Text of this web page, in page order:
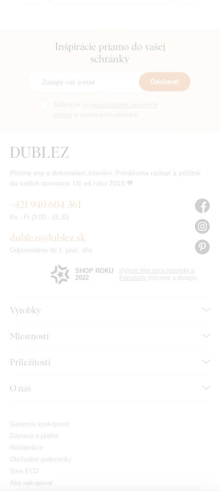
Inšpirácie priamo do vašej
schránky
Odoberať
Plníme sny o dokonalom interiéri. Prinášame radosť a pôžitok
do vašich domovov. Už od roku 2018 🧡
Výrobky
Miestnosti
Príležitosti
O nás
+421 940 604 361
Po - Pi (9:00 - 15:30)
dublez@dublez.sk
Odpovedáme do 1. prac. dňa
SHOP ROKU
2022
Vyhrali sme cenu Heureky a
Popularity (bývanie a design)
Garancia spokojnosti
Doprava a platba
Reklamácie
Obchodné podmienky
Sme ECO
Ako nakupovať